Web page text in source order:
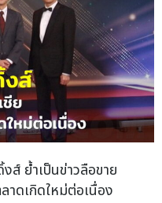
ส์ ย้ำเป็นข่าวลือขาย
าดเกิดใหม่ต่อเนื่อง